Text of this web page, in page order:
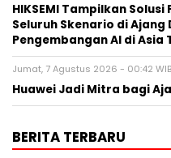
HIKSEMI Tampilkan
Seluruh Skenario di Ajang
Pengembangan AI di Asia
Jumat, 7 Agustus 2026 - 00:42 WIB
Huawei Jadi Mitra bagi
BERITA TERBARU